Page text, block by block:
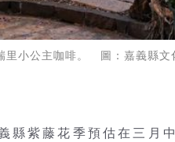
里小公主咖啡。 圖：嘉義縣文
縣紫藤花季預估在三月